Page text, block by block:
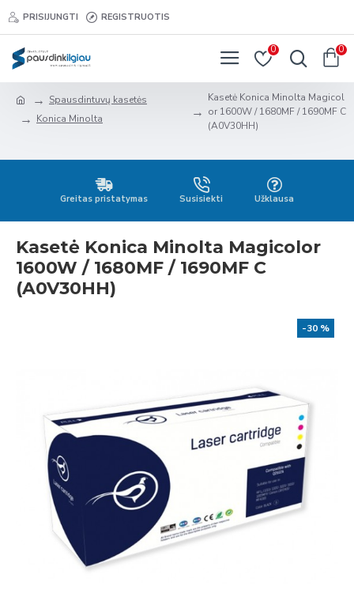
PRISIJUNGTI REGISTRUOTIS
0 0
Spausdintuvų kasetės
Konica Minolta
Kasetė Konica Minolta Magicol
or 1600W / 1680MF / 1690MF C
(A0V30HH)
Greitas pristatymas Susisiekti Užklausa
Kasetė Konica Minolta Magicolor
1600W / 1680MF / 1690MF C
(A0V30HH)
-30 %